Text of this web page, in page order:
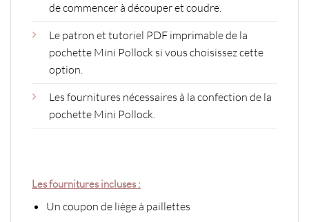
de commencer à découper et coudre.
Le patron et tutoriel PDF imprimable de la
pochette Mini Pollock si vous choisissez cette
option.
Les fournitures nécessaires à la confection de la
pochette Mini Pollock.
Les fournitures incluses :
Un coupon de liège à paillettes